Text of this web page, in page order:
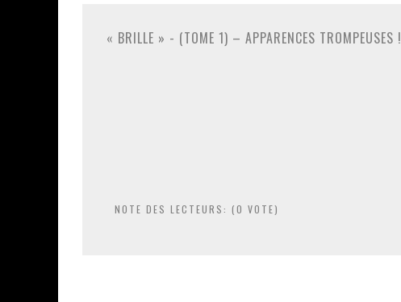
« BRILLE » - (TOME 1) – APPARENCES TROMPEUSES !
NOTE DES LECTEURS: (0 VOTE)